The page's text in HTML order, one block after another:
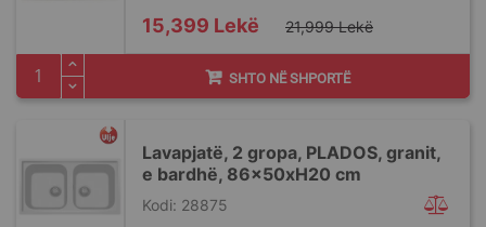
Special
Price
15,399 Lekë 21,999 Lekë
SHTO NË SHPORTË
Lavapjatë, 2 gropa, PLADOS, granit,
e bardhë, 86x50xH20 cm
Kodi: 28875